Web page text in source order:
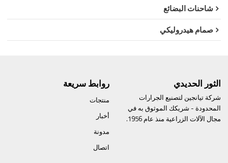
شاحنات البضائع
صمام هيدروليكي
الثور الحديدي
شركة تيانجين لتصنيع الجرارات
المحدودة - شريكك الموثوق به في
مجال الآلات الزراعية منذ عام 1956.
روابط سريعة
منتجات
أخبار
مدونة
اتصال